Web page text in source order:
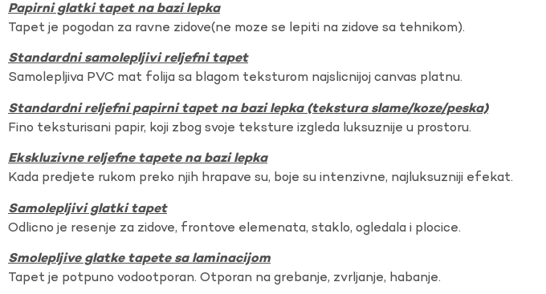
Papirni glatki tapet na bazi lepka
Tapet je pogodan za ravne zidove(ne moze se lepiti na zidove sa tehnikom).
Standardni samolepljivi reljefni tapet
Samolepljiva PVC mat folija sa blagom teksturom najslicnijoj canvas platnu.
Standardni reljefni papirni tapet na bazi lepka (tekstura slame/koze/peska)
Fino teksturisani papir, koji zbog svoje teksture izgleda luksuznije u prostoru.
Ekskluzivne reljefne tapete na bazi lepka
Kada predjete rukom preko njih hrapave su, boje su intenzivne, najluksuzniji efekat.
Samolepljivi glatki tapet
Odlicno je resenje za zidove, frontove elemenata, staklo, ogledala i plocice.
Smolepljive glatke tapete sa laminacijom
Tapet je potpuno vodootporan. Otporan na grebanje, zvrljanje, habanje.